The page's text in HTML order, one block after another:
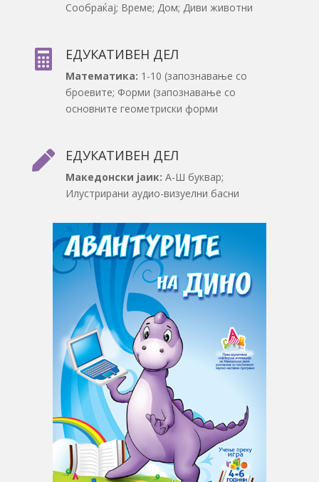
Сообраќај; Време; Дом; Диви животни
 ЕДУКАТИВЕН ДЕЛ
Математика: 1-10 (запознавање со
броевите; Форми (запознавање со
основните геометриски форми
 ЕДУКАТИВЕН ДЕЛ
Македонски јаик: А-Ш буквар;
Илустрирани аудио-визуелни басни